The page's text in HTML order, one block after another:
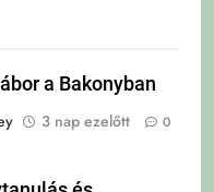
a Bakonyban
3 nap ezelőtt 0